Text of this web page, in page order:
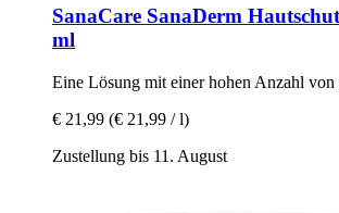
SanaCare SanaDerm
ml
Eine Lösung mit einer hohen Anzahl von
€ 21,99 (€ 21,99 / l)
Zustellung bis 11. August